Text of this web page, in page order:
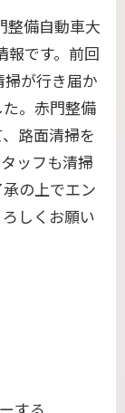
整備自動車大
報です。前回
が行き届か
。赤門整備
路面清掃を
ッフも清掃
の上でエン
しくお願い